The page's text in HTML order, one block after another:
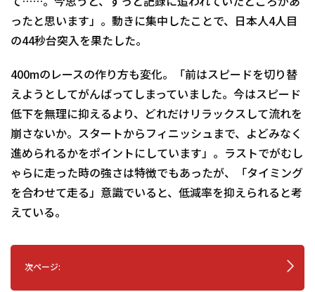
ったと思います」。動きに集中したことで、日本人4人目
の44秒台突入を果たした。
400mのレースの作り方も変化。「前はスピードを切り替
えようとしてがんばってしまっていました。今はスピード
低下を無理に抑えるより、どれだけリラックスして流れを
崩さないか。スタートからフィニッシュまで、よどみなく
進められるかをポイントにしています」。ラストでがむし
ゃらに走った時の強さは特徴でもあったが、「タイミング
を合わせて走る」意識でいると、低減率を抑えられると考
えている。
次ページ: